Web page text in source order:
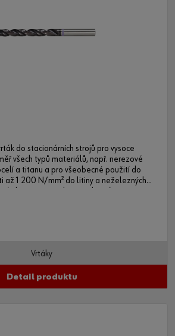
do stacionárních strojů pro vysoce
všech typů materiálů, např. nerezové
a titanu a pro všeobecné použití do
až 1 200 N/mm² do litiny a neželezných
Vrtáky
Detail produktu